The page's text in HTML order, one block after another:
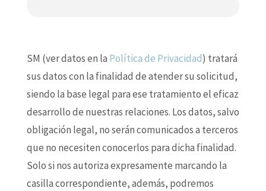
SM (ver datos en la Política de Privacidad) tratará
sus datos con la finalidad de atender su solicitud,
siendo la base legal para ese tratamiento el eficaz
desarrollo de nuestras relaciones. Los datos, salvo
obligación legal, no serán comunicados a terceros
que no necesiten conocerlos para dicha finalidad.
Solo si nos autoriza expresamente marcando la
casilla correspondiente, además, podremos